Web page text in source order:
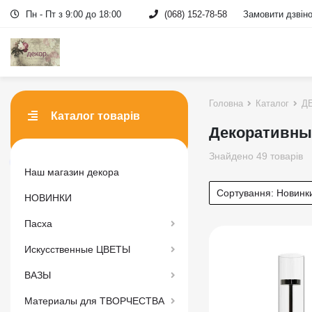
Пн - Пт з 9:00 до 18:00 (068) 152-78-58 Замовити
Каталог товарів
Наш магазин декора
НОВИНКИ
Пасха
Искусственные ЦВЕТЫ
ВАЗЫ
Материалы для ТВОРЧЕСТВА
Головна Каталог
Знайдено 49 товарів
Сортування: